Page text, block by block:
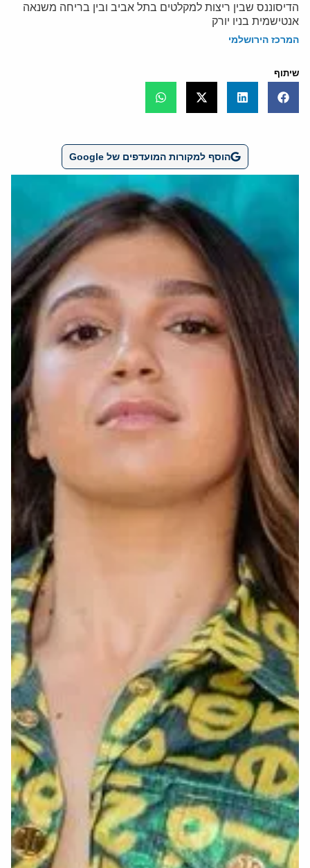
הדיסוננס שבין ריצות למקלטים בתל אביב ובין בריחה משנאה
אנטישמית בניו יורק
המרכז הירושלמי
שיתוף
הוסף למקורות המועדפים של Google